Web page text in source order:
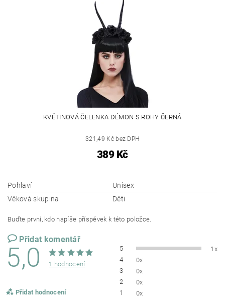
KVĚTINOVÁ ČELENKA DÉMON S ROHY ČERNÁ
321,49 Kč bez DPH
389 Kč
Pohlaví
Unisex
Věková skupina
Děti
Buďte první, kdo napíše příspěvek k této položce.
Přidat komentář
5,0 1 hodnocení
Přidat hodnocení
5
1x
4
0x
3
0x
2
0x
1
0x